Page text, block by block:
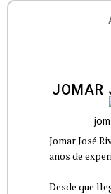
JOMAR
Jomar José
años de
Desde que